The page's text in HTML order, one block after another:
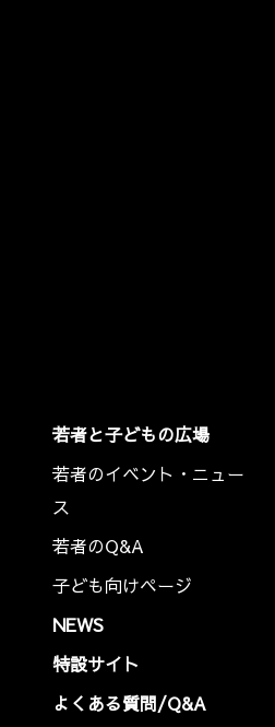
若者と子どもの広場
若者のイベント・ニュー
ス
若者のQ&A
子ども向けページ
NEWS
特設サイト
よくある質問/Q&A